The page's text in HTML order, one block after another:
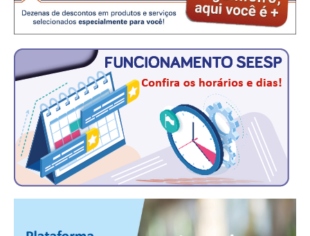
HISTÓRICO E ATUAÇÃO
CONSELHOS ASSESSORES
PERSONALIDADES DA TECNOLOGIA
NÚCLEO DA MULHER ENGENHEIRA
TRANSPARÊNCIA
JURÍDICO